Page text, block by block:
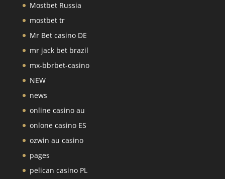
Mostbet Russia
mostbet tr
Mr Bet casino DE
mr jack bet brazil
mx-bbrbet-casino
NEW
news
online casino au
onlone casino ES
ozwin au casino
pages
pelican casino PL